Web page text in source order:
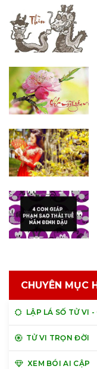
CHUYÊN MỤC
LẬP LÁ SỐ TỬ VI
TỬ VI TRỌN ĐỜI
XEM BÓI AI CẬP